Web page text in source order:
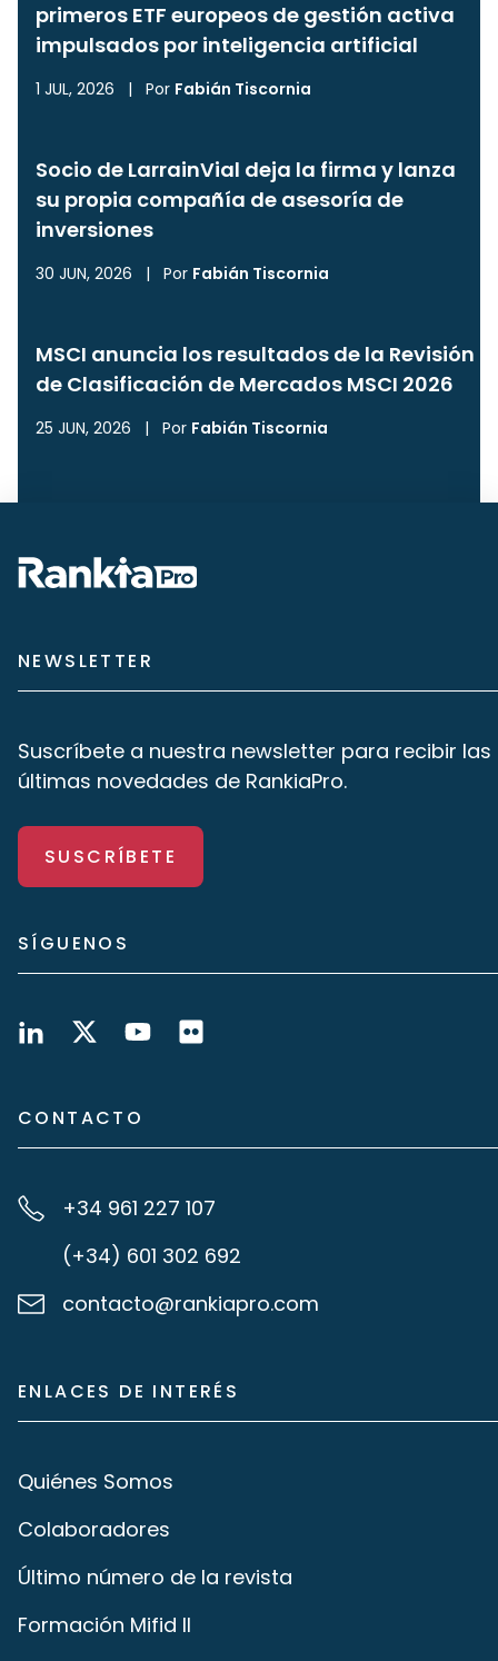
primeros ETF europeos de gestión activa
impulsados por inteligencia artificial
1 JUL, 2026 | Por Fabián Tiscornia
Socio de LarrainVial deja la firma y lanza
su propia compañía de asesoría de
inversiones
30 JUN, 2026 | Por Fabián Tiscornia
MSCI anuncia los resultados de la Revisión
de Clasificación de Mercados MSCI 2026
25 JUN, 2026 | Por Fabián Tiscornia
NEWSLETTER
Suscríbete a nuestra newsletter para recibir las
últimas novedades de RankiaPro.
SUSCRÍBETE
SÍGUENOS
CONTACTO
+34 961 227 107
(+34) 601 302 692
contacto@rankiapro.com
ENLACES DE INTERÉS
Quiénes Somos
Colaboradores
Último número de la revista
Formación Mifid II